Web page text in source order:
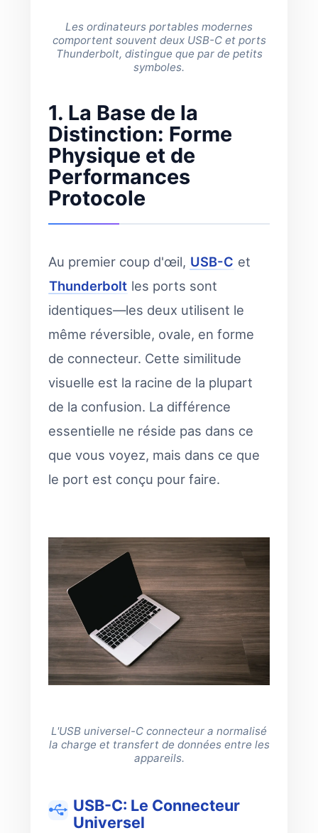
Les ordinateurs portables modernes
comportent souvent deux USB-C et ports
Thunderbolt, distingue que par de petits
symboles.
1. La Base de la
Distinction: Forme
Physique et de
Performances
Protocole
Au premier coup d'œil, USB-C et
Thunderbolt les ports sont
identiques—les deux utilisent le
même réversible, ovale, en forme
de connecteur. Cette similitude
visuelle est la racine de la plupart
de la confusion. La différence
essentielle ne réside pas dans ce
que vous voyez, mais dans ce que
le port est conçu pour faire.
L'USB universel-C connecteur a normalisé
la charge et transfert de données entre les
appareils.
USB-C: Le Connecteur
Universel